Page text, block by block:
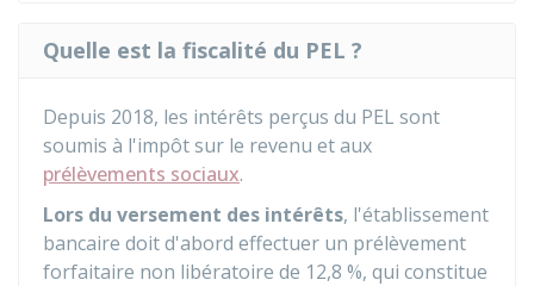
Quelle est la fiscalité du PEL ?
Depuis 2018, les intérêts perçus du PEL sont
soumis à l'impôt sur le revenu et aux
prélèvements sociaux.
Lors du versement des intérêts, l'établissement
bancaire doit d'abord effectuer un prélèvement
forfaitaire non libératoire de 12,8 %, qui constitue